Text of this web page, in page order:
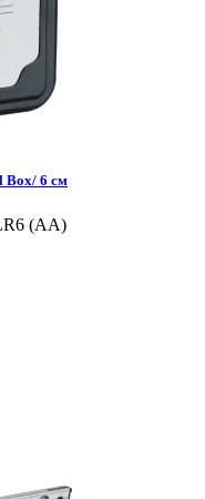
Box/ 6 см
(AA)